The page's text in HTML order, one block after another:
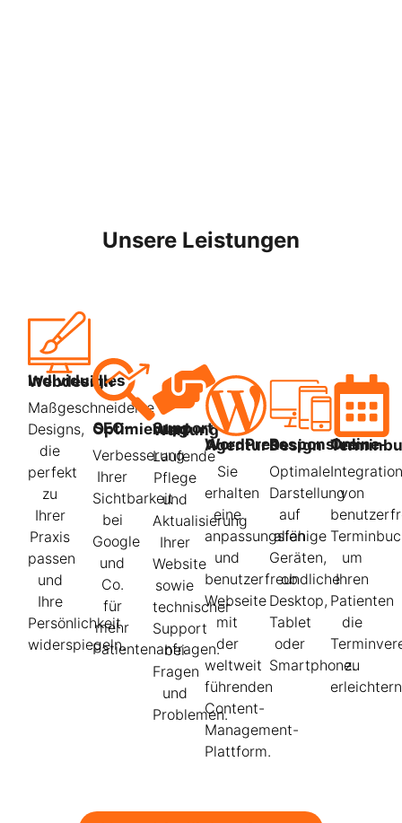
Unsere Leistungen
Individuelles Webdesign
Maßgeschneiderte
Designs,
die
perfekt
zu
Ihrer
Praxis
passen
und
Ihre
Persönlichkeit
widerspiegeln.
SEO-Optimierung
Verbesserung
Ihrer
Sichtbarkeit
bei
Google
und
Co.
für
mehr
Patientenanfragen.
Support und Wartung
Laufende
Pflege
und
Aktualisierung
Ihrer
Website
sowie
technischer
Support
bei
Fragen
und
Problemen.
WordPress Agentur
Sie
erhalten
eine
anpassungsfähige
und
benutzerfreundliche
Webseite
mit
der
weltweit
führenden
Content-
Management-
Plattform.
Responsive Design
Optimale
Darstellung
auf
allen
Geräten,
ob
Desktop,
Tablet
oder
Smartphone.
Online-
Integration
von
um
Ihren
Patienten
die
zu